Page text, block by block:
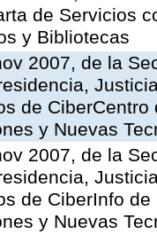
de Servicios
y Bibliotecas
2007, de la
de
y Nuevas
2007, de la
de CiberInfo
y Nuevas